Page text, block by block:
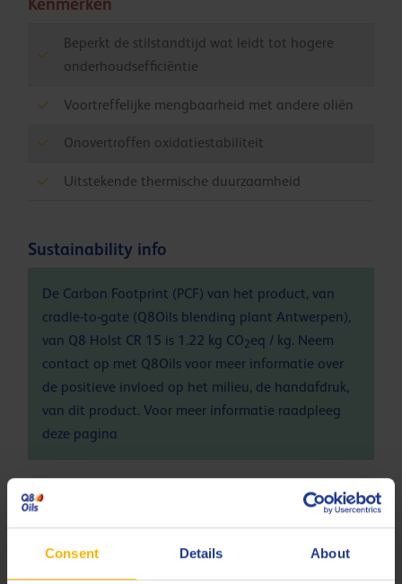
Consent Details About
Kenmerken
Beperkt de stilstandtijd wat leidt tot hogere
onderhoudsefficiëntie
Voortreffelijke mengbaarheid met andere oliën
Onovertroffen oxidatiestabiliteit
Uitstekende thermische duurzaamheid
Sustainability info
De Carbon Footprint (PCF) van het product, van
cradle-to-gate (Q8Oils blending plant Antwerpen),
van Q8 Holst CR 15 is 1.22 kg CO2eq / kg. Neem
contact op met Q8Oils voor meer informatie over
de positieve invloed op het milieu, de handafdruk,
van dit product. Voor meer informatie raadpleeg
deze pagina
Specificaties en goedkeuringen
RE 90220 notes